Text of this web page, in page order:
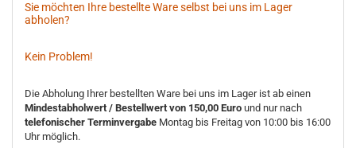
Sie möchten Ihre bestellte Ware selbst bei uns im Lager
abholen?
Kein Problem!
Die Abholung Ihrer bestellten Ware bei uns im Lager ist ab einen
Mindestabholwert / Bestellwert von 150,00 Euro und nur nach
telefonischer Terminvergabe Montag bis Freitag von 10:00 bis 16:00
Uhr möglich.